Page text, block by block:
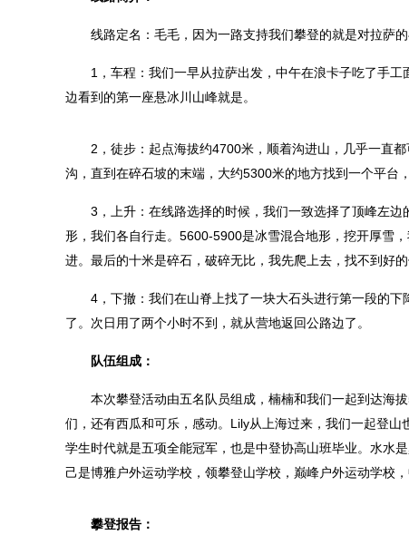
线路定名：毛毛，因为一路支持我们攀登的就是对拉萨的
1，车程：我们一早从拉萨出发，中午在浪卡子吃了手工
边看到的第一座悬冰川山峰就是。
2，徒步：起点海拔约4700米，顺着沟进山，几乎一直都
沟，直到在碎石坡的末端，大约5300米的地方找到一个平台
3，上升：在线路选择的时候，我们一致选择了顶峰左边
形，我们各自行走。5600-5900是冰雪混合地形，挖开厚雪
进。最后的十米是碎石，破碎无比，我先爬上去，找不到好
4，下撤：我们在山脊上找了一块大石头进行第一段的下
了。次日用了两个小时不到，就从营地返回公路边了。
队伍组成：
本次攀登活动由五名队员组成，楠楠和我们一起到达海拔
们，还有西瓜和可乐，感动。Lily从上海过来，我们一起登
学生时代就是五项全能冠军，也是中登协高山班毕业。水水
己是博雅户外运动学校，领攀登山学校，巅峰户外运动学校
攀登报告：